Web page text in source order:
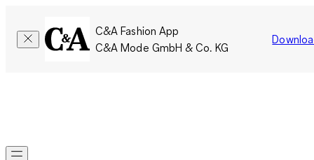
C&A Fashion App
C&A Mode GmbH & Co. KG